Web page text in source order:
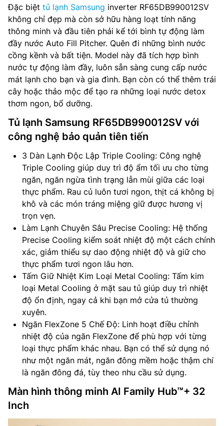
Đặc biệt tủ lạnh Samsung inverter RF65DB990012SV
không chỉ đẹp mà còn sở hữu hàng loạt tính năng
thông minh và đầu tiên phải kể tới bình tự động làm
đầy nước Auto Fill Pitcher. Quên đi những bình nước
cồng kềnh và bất tiện. Model này đã tích hợp bình
nước tự động làm đầy, luôn sẵn sàng cung cấp nước
mát lạnh cho bạn và gia đình. Bạn còn có thể thêm trái
cây hoặc thảo mộc để tạo ra những loại nước detox
thơm ngon, bổ dưỡng.
Tủ lạnh Samsung RF65DB990012SV với
công nghệ bảo quản tiên tiến
3 Dàn Lạnh Độc Lập Triple Cooling: Công nghệ
Triple Cooling giúp duy trì độ ẩm tối ưu cho từng
ngăn, ngăn ngừa tình trạng lẫn mùi giữa các loại
thực phẩm. Rau củ luôn tươi ngon, thịt cá không bị
khô và các món tráng miệng giữ được hương vị
trọn vẹn.
Làm Lạnh Chuyên Sâu Precise Cooling: Hệ thống
Precise Cooling kiểm soát nhiệt độ một cách chính
xác, giảm thiểu sự dao động nhiệt độ và giữ cho
thực phẩm tươi ngon lâu hơn.
Tấm Giữ Nhiệt Kim Loại Metal Cooling: Tấm kim
loại Metal Cooling ở mặt sau tủ giúp duy trì nhiệt
độ ổn định, ngay cả khi bạn mở cửa tủ thường
xuyên.
Ngăn FlexZone 5 Chế Độ: Linh hoạt điều chỉnh
nhiệt độ của ngăn FlexZone để phù hợp với từng
loại thực phẩm khác nhau. Bạn có thể sử dụng nó
như một ngăn mát, ngăn đông mềm hoặc thậm chí
là ngăn đông đá, tùy theo nhu cầu sử dụng.
Màn hình thông minh AI Family Hub™+ 32
Inch